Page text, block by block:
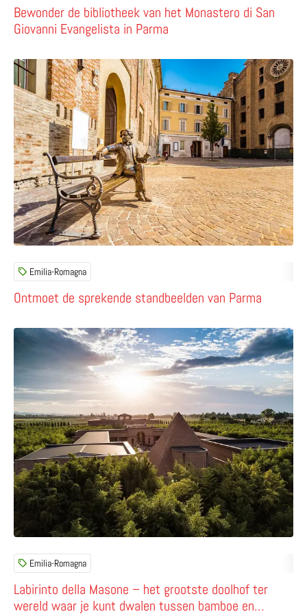
Bewonder de bibliotheek van het Monastero di San
Giovanni Evangelista in Parma
Ontmoet de sprekende standbeelden van Parma
Emilia-Romagna
Lees meer over Ontmoet de sprekende standbeelden
Labirinto della Masone – het grootste doolhof ter
wereld waar je kunt dwalen tussen bamboe en
Emilia-Romagna
Lees meer over Labirinto della Masone – het grootste